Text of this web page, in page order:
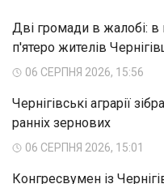
Дві громади в жалобі: в
п'ятеро жителів
06 СЕРПНЯ 2026, 15:56
Чернігівські аграрії
ранніх зернових
06 СЕРПНЯ 2026, 15:01
Конгресвумен із